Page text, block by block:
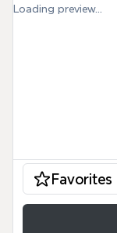
Loading preview...
Favorites